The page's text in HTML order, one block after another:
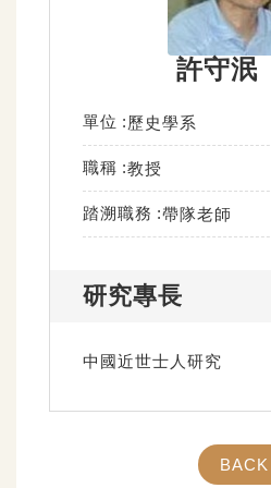
許守泯
單位 歷史學系
職稱 教授
踏溯職務 帶隊老師
研究專長
中國近世士人研究
BACK